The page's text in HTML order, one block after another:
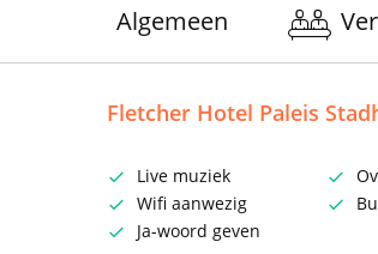
Algemeen
Fletcher Hotel Paleis
Live muziek
Wifi aanwezig
Ja-woord geven